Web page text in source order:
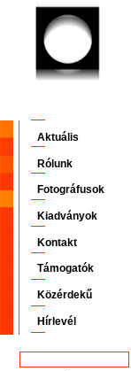
Aktuális
Rólunk
Fotográfusok
Kiadványok
Kontakt
Támogatók
Közérdekű
Hírlevél